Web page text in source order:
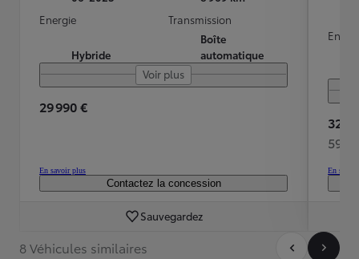
Energie
Hybride
Transmission
Boîte
automatique
Voir plus
29 990 €
En savoir plus
Contactez la concession
Sauvegardez
32
591
En
8 Véhicules similaires